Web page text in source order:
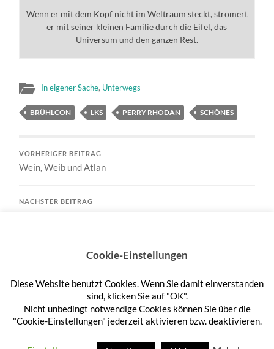
Wenn er mit dem Kopf nicht im Weltraum steckt, stromert
er mit seiner kleinen Familie durch die Eifel, das
Universum und den ganzen Rest.
In eigener Sache, Unterwegs
BRÜHLCON LKS PERRY RHODAN SCHÖNES
VORHERIGER BEITRAG
Wein, Weib und Atlan
NÄCHSTER BEITRAG
Anmelden
HEFTEHAUFEN —HOCH ↑
Cookie-Einstellungen
Diese Website benutzt Cookies. Wenn Sie damit einverstanden
sind, klicken Sie auf "OK".
Nicht unbedingt notwendige Cookies können Sie über die
"Cookie-Einstellungen" jederzeit aktivieren bzw. deaktivieren.